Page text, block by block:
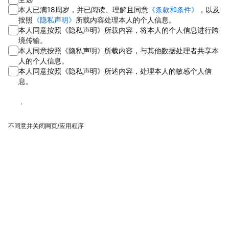
本人已满18周岁，并已阅读、理解且同意 《条款和条件》
，以及
按照 《隐私声明》 所载内容处理本人的个人信息。
本人同意按照《隐私声明》所载内容，将本人的个人信息进行跨
境传输。
本人同意按照《隐私声明》所载内容，与其他数据处理者共享本
人的个人信息。
本人同意按照《隐私声明》所述内容，处理本人的敏感个人信
息。
同意
不同意并关闭网页/应用程序